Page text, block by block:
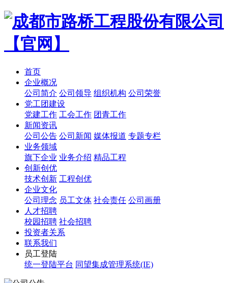
首页
企业概况
公司简介 公司领导 组织机构 公司荣誉
党工团建设
党建工作 工会工作 团青工作
新闻资讯
公司公告 公司新闻 媒体报道 专题专栏
业务领域
旗下企业 业务介绍 精品工程
创新创优
技术创新 工程创优
企业文化
公司理念 员工文体 社会责任 公司画册
人才招聘
校园招聘 社会招聘
投资者关系
联系我们
员工登陆
统一登陆平台 同望集成管理系统(IE)